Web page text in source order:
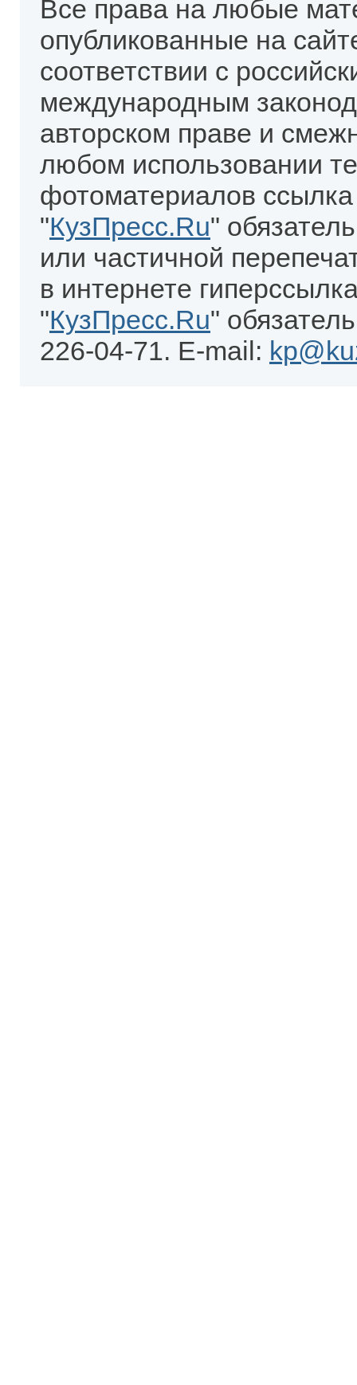
Все права на любые
опубликованные на
соответствии с
международным
авторском праве и
любом использовании
фотоматериалов
"КузПресс.Ru"
или частичной
в интернете
"КузПресс.Ru"
226-04-71. E-mail: